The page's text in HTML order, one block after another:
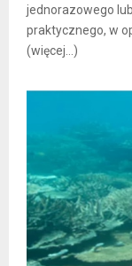
jednorazowego
praktycznego, w
(więcej…)